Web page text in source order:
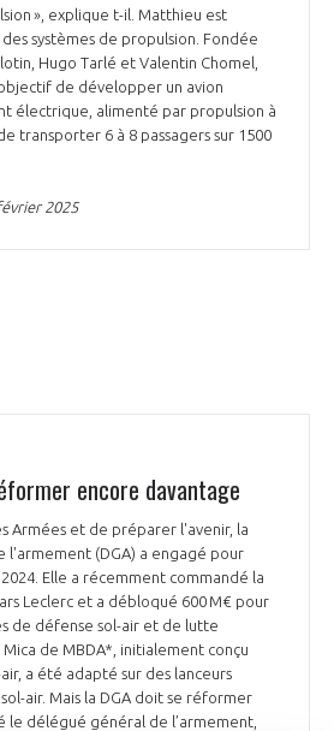
», explique t-il. Matthieu est
systèmes de propulsion. Fondée
Hugo Tarlé et Valentin Chomel,
de développer un avion
électrique, alimenté par propulsion à
transporter 6 à 8 passagers sur 1500
2025
encore davantage
Armées et de préparer l'avenir, la
l'armement (DGA) a engagé pour
Elle a récemment commandé la
Leclerc et a débloqué 600 M€ pour
de défense sol-air et de lutte
Mica de MBDA*, initialement conçu
a été adapté sur des lanceurs
air. Mais la DGA doit se réformer
le délégué général de l’armement,